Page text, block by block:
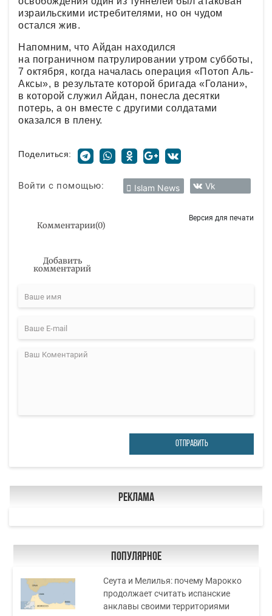
израильскими истребителями, но он чудом
остался жив.
Напомним, что Айдан находился
на пограничном патрулировании утром субботы,
7 октября, когда началась операция «Потоп Аль-
Аксы», в результате которой бригада «Голани»,
в которой служил Айдан, понесла десятки
потерь, а он вместе с другими солдатами
оказался в плену.
Поделиться:
Войти с помощью: Islam News Vk
Комментарии(0)
Версия для печати
Добавить
комментарий
ОТПРАВИТЬ
Реклама
Популярное
Сеута и Мелилья: почему Марокко
продолжает считать испанские
анклавы своими территориями